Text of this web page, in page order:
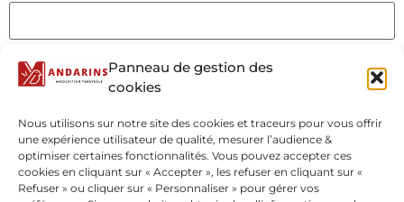
Panneau de gestion des
cookies
Nous utilisons sur notre site des cookies et traceurs pour vous offrir
une expérience utilisateur de qualité, mesurer l’audience &
optimiser certaines fonctionnalités. Vous pouvez accepter ces
cookies en cliquant sur « Accepter », les refuser en cliquant sur «
Refuser » ou cliquer sur « Personnaliser » pour gérer vos
E-mail
Site web